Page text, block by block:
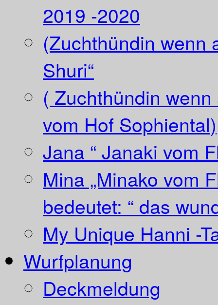
2019 -2020
(Zuchthündin wenn
Shuri“
( Zuchthündin
vom Hof Sophiental)
Jana “ Janaki vom
Mina „Minako vom
bedeutet: “ das
My Unique Hanni -
Wurfplanung
Deckmeldung